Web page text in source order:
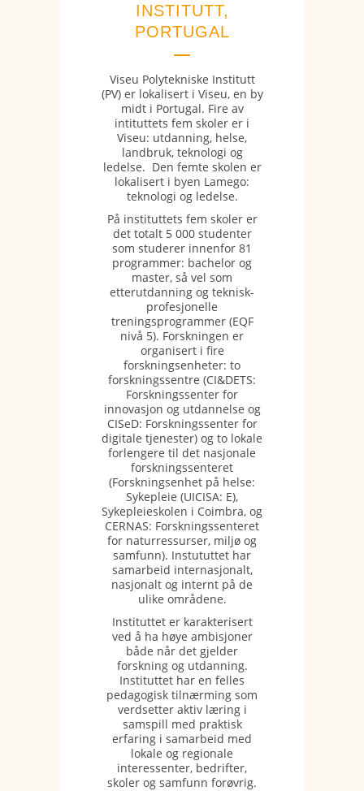
INSTITUTT,
PORTUGAL
Viseu Polytekniske Institutt
(PV) er lokalisert i Viseu, en by
midt i Portugal. Fire av
intituttets fem skoler er i
Viseu: utdanning, helse,
landbruk, teknologi og
ledelse. Den femte skolen er
lokalisert i byen Lamego:
teknologi og ledelse.
På instituttets fem skoler er
det totalt 5 000 studenter
som studerer innenfor 81
programmer: bachelor og
master, så vel som
etterutdanning og teknisk-
profesjonelle
treningsprogrammer (EQF
nivå 5). Forskningen er
organisert i fire
forskningsenheter: to
forskningssentre (CI&DETS:
Forskningssenter for
innovasjon og utdannelse og
CISeD: Forskningssenter for
digitale tjenester) og to lokale
forlengere til det nasjonale
forskningssenteret
(Forskningsenhet på helse:
Sykepleie (UICISA: E),
Sykepleieskolen i Coimbra, og
CERNAS: Forskningssenteret
for naturressurser, miljø og
samfunn). Instututtet har
samarbeid internasjonalt,
nasjonalt og internt på de
ulike områdene.
Instituttet er karakterisert
ved å ha høye ambisjoner
både når det gjelder
forskning og utdanning.
Instituttet har en felles
pedagogisk tilnærming som
verdsetter aktiv læring i
samspill med praktisk
erfaring i samarbeid med
lokale og regionale
interessenter, bedrifter,
skoler og samfunn forøvrig.